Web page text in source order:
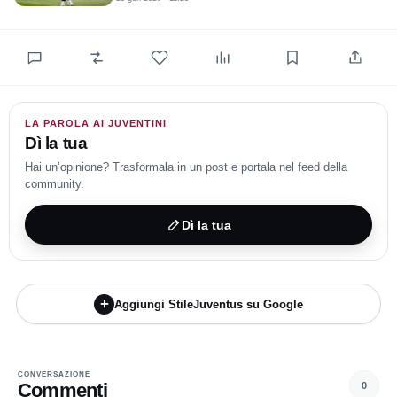
attivoper seguire l’incontro.
Probabili formazioni
Bonazzoli, Vardy.
Inter (3-5-2)
Sucic, Zielinski, Mkhitaryan, Dimarco; Lautaro, Esposito.
All.
stessa urgenza di punti:
la Cremonese per dare sostanza alla
classifica
, l’Inter perdifendere il primato.
LA PAROLA AI JUVENTINI
Dì la tua
Hai un’opinione? Trasformala in un post e portala nel feed della
community.
Dì la tua
+ Aggiungi StileJuventus su Google
CONVERSAZIONE
Commenti 0